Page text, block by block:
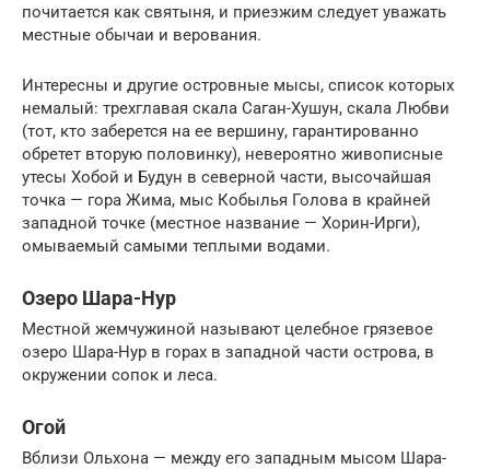
почитается как святыня, и приезжим следует уважать
местные обычаи и верования.
Интересны и другие островные мысы, список которых
немалый: трехглавая скала Саган-Хушун, скала Любви
(тот, кто заберется на ее вершину, гарантированно
обретет вторую половинку), невероятно живописные
утесы Хобой и Будун в северной части, высочайшая
точка — гора Жима, мыс Кобылья Голова в крайней
западной точке (местное название — Хорин-Ирги),
омываемый самыми теплыми водами.
Озеро Шара-Нур
Местной жемчужиной называют целебное грязевое
озеро Шара-Нур в горах в западной части острова, в
окружении сопок и леса.
Огой
Вблизи Ольхона — между его западным мысом Шара-